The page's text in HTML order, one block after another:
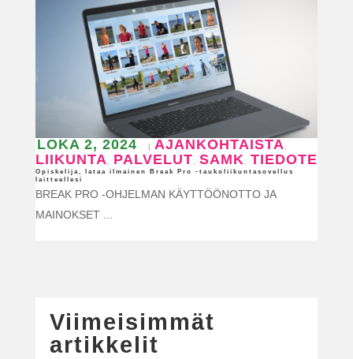
Opiskelija, lataa ilmainen Break Pro -taukoliikuntasovellus
laitteellesi
LOKA 2, 2024 | AJANKOHTAISTA
LIIKUNTA PALVELUT SAMK TIEDOTE
BREAK PRO -OHJELMAN KÄYTTÖÖNOTTO JA
MAINOKSET ...
Viimeisimmät
artikkelit